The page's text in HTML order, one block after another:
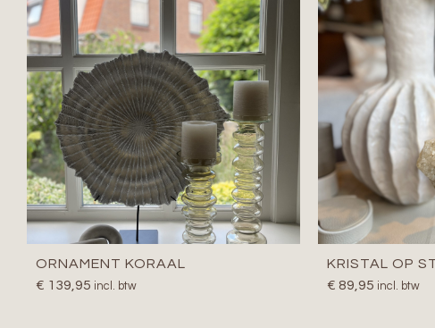
ORNAMENT KORAAL
€ 139,95 incl. btw
KRISTAL OP
€ 89,95 incl. btw